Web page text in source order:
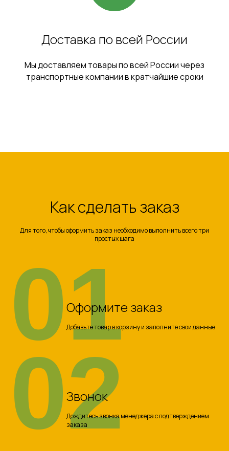
Доставка по всей России
Мы доставляем товары по всей России через
транспортные компании в кратчайшие сроки
Как сделать заказ
Для того, чтобы оформить заказ необходимо выполнить всего три
простых шага
Оформите заказ
Добавьте товар в корзину и заполните свои данные
01
Звонок
Дождитесь звонка менеджера с подтверждением
заказа
02